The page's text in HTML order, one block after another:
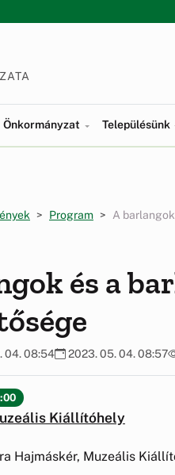
Önkormányzat Településünk
Program A
és a
04. 08:54 2023. 05. 04. 08:57
Kiállítóhely
Hajmáskér, Muzeális